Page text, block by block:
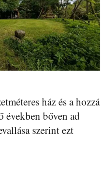
ház és a hozzá
években bőven ad
szerint ezt